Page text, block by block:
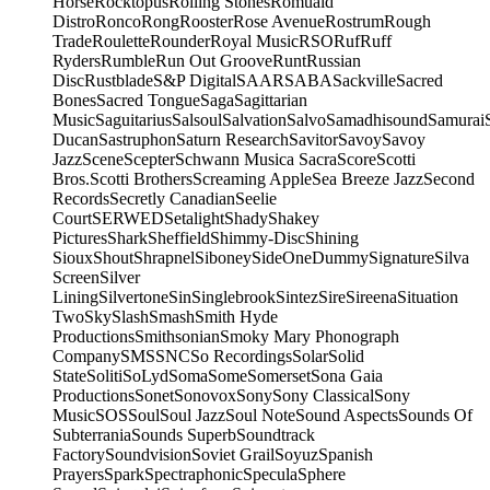
DistroRoncoRongRoosterRose AvenueRostrumRough
TradeRouletteRounderRoyal MusicRSORufRuff
RydersRumbleRun Out GrooveRuntRussian
DiscRustbladeS&P DigitalSAARSABASackvilleSacred
BonesSacred TongueSagaSagittarian
MusicSaguitariusSalsoulSalvationSalvoSamadhisoundSamurai
DucanSastruphonSaturn ResearchSavitorSavoySavoy
JazzSceneScepterSchwann Musica SacraScoreScotti
Bros.Scotti BrothersScreaming AppleSea Breeze JazzSecond
RecordsSecretly CanadianSeelie
CourtSERWEDSetalightShadyShakey
PicturesSharkSheffieldShimmy-DiscShining
SiouxShoutShrapnelSiboneySideOneDummySignatureSilva
ScreenSilver
LiningSilvertoneSinSinglebrookSintezSireSireenaSituation
TwoSkySlashSmashSmith Hyde
ProductionsSmithsonianSmoky Mary Phonograph
CompanySMSSNCSo RecordingsSolarSolid
StateSolitiSoLydSomaSomeSomersetSona Gaia
ProductionsSonetSonovoxSonySony ClassicalSony
MusicSOSSoulSoul JazzSoul NoteSound AspectsSounds Of
SubterraniaSounds SuperbSoundtrack
FactorySoundvisionSoviet GrailSoyuzSpanish
PrayersSparkSpectraphonicSpeculaSphere